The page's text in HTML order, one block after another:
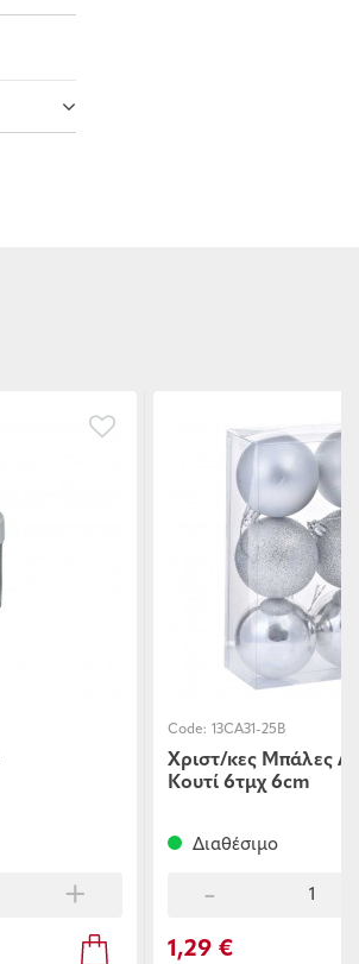
+
Code: 13CA31-25B
Χριστ/κες Μπάλες
Κουτί 6τμχ 6cm
Διαθέσιμο
-
1,29 €